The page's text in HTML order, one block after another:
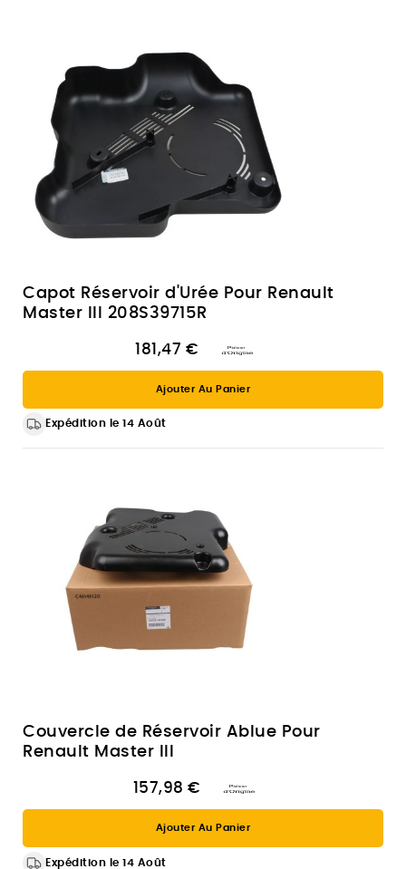
Capot Réservoir d'Urée Pour Renault
Master III 208S39715R
181,47 €
Ajouter Au Panier
Expédition le 14 Août
Couvercle de Réservoir Ablue Pour
Renault Master III
157,98 €
Ajouter Au Panier
Expédition le 14 Août